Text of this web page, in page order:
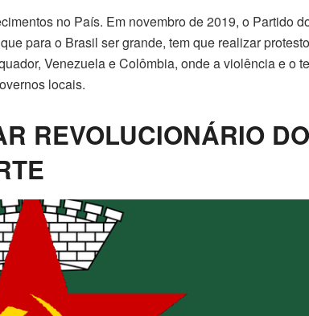
no País. Em novembro de 2019, o Partido
para o Brasil ser grande, tem que realizar
Venezuela e Colômbia, onde a violência e o
locais.
REVOLUCIONÁRIO DO